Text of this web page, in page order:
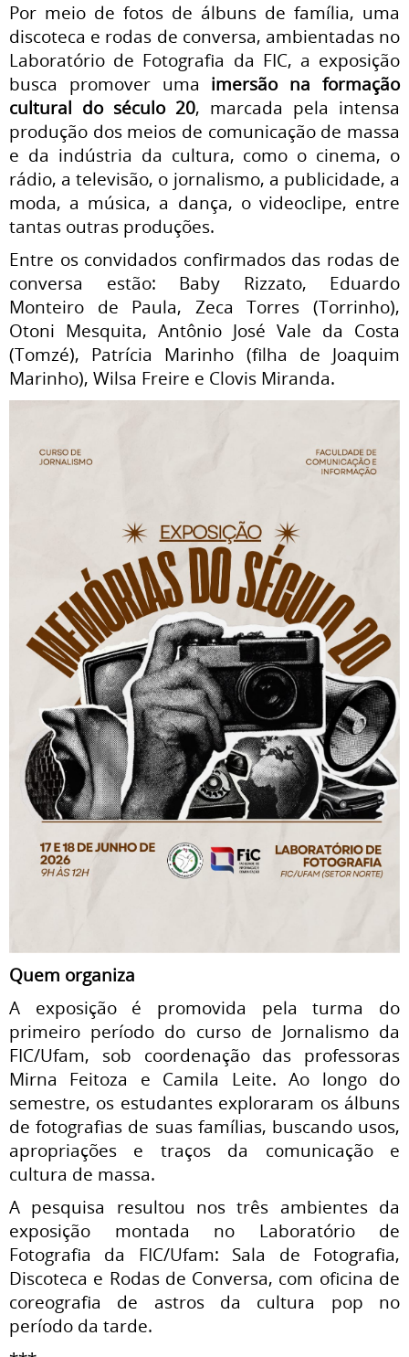
Por meio de fotos de álbuns de família, uma
discoteca e rodas de conversa, ambientadas no
Laboratório de Fotografia da FIC, a exposição
busca promover uma imersão na formação
cultural do século 20, marcada pela intensa
produção dos meios de comunicação de massa
e da indústria da cultura, como o cinema, o
rádio, a televisão, o jornalismo, a publicidade, a
moda, a música, a dança, o videoclipe, entre
tantas outras produções.
Entre os convidados confirmados das rodas de
conversa estão: Baby Rizzato, Eduardo
Monteiro de Paula, Zeca Torres (Torrinho),
Otoni Mesquita, Antônio José Vale da Costa
(Tomzé), Patrícia Marinho (filha de Joaquim
Marinho), Wilsa Freire e Clovis Miranda.
Quem organiza
A exposição é promovida pela turma do
primeiro período do curso de Jornalismo da
FIC/Ufam, sob coordenação das professoras
Mirna Feitoza e Camila Leite. Ao longo do
semestre, os estudantes exploraram os álbuns
de fotografias de suas famílias, buscando usos,
apropriações e traços da comunicação e
cultura de massa.
A pesquisa resultou nos três ambientes da
exposição montada no Laboratório de
Fotografia da FIC/Ufam: Sala de Fotografia,
Discoteca e Rodas de Conversa, com oficina de
coreografia de astros da cultura pop no
período da tarde.